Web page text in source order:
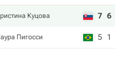
Куцова 7 6
Пигосси 5 1